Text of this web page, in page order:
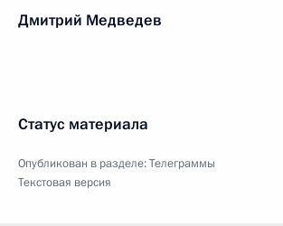
Дмитрий Медведев
Статус материала
Опубликован в разделе:Телеграммы
Текстовая версия